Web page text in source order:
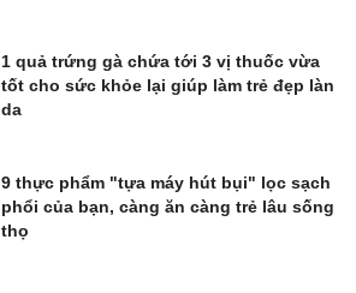
1 quả trứng gà chứa tới 3 vị thuốc vừa
tốt cho sức khỏe lại giúp làm trẻ đẹp làn
da
9 thực phẩm "tựa máy hút bụi" lọc sạch
phổi của bạn, càng ăn càng trẻ lâu sống
thọ